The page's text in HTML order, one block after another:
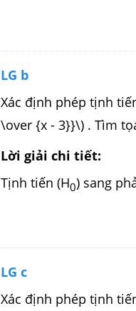
LG b
Xác định phép tịnh
\over {x - 3}}\) . Tìm
Lời giải chi tiết:
Tịnh tiến (H0) sang
LG c
Xác định phép tịnh